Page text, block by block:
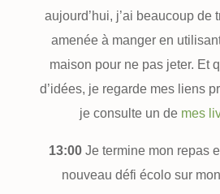
aujourd’hui, j’ai beaucoup de
amenée à manger en
maison pour ne pas jeter. Et
d’idées, je regarde mes liens
je consulte un de mes
13:00 Je termine mon repas
nouveau défi écolo sur